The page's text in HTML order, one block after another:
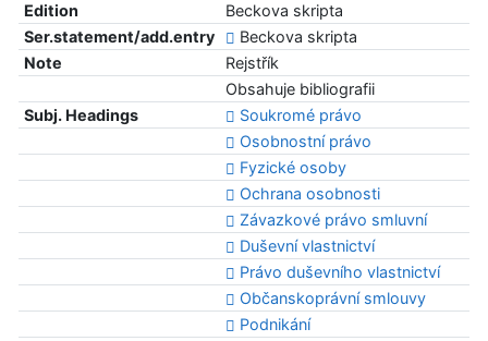
Edition
Beckova skripta
Ser.statement/add.entry
Beckova skripta
Note
Rejstřík
Obsahuje bibliografii
Subj. Headings
Soukromé právo
Osobnostní právo
Fyzické osoby
Ochrana osobnosti
Závazkové právo smluvní
Duševní vlastnictví
Právo duševního vlastnictví
Občanskoprávní smlouvy
Podnikání